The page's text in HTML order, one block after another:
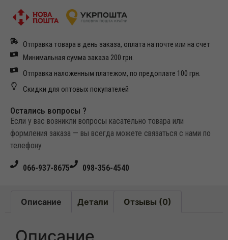
Отправка товара в день заказа, оплата на почте или на счет
Минимальная сумма заказа 200 грн.
Отправка наложенным платежом, по предоплате 100 грн.
Скидки для оптовых покупателей
Остались вопросы ?
Если у вас возникли вопросы касательно товара или
формления заказа — вы всегда можете связаться с нами по
телефону
066-937-8675 098-356-4540
Описание Детали Отзывы (0)
Описание